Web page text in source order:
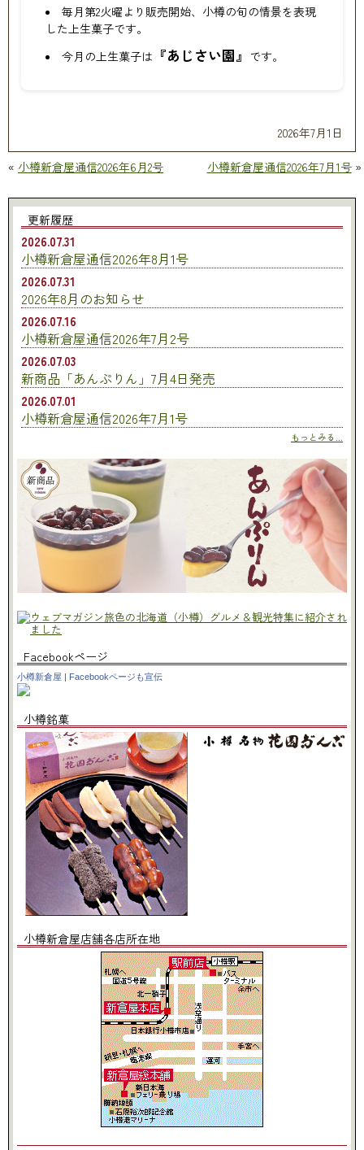
毎月第2火曜より販売開始、小樽の旬の情景を表現
した上生菓子です。
今月の上生菓子は 『あじさい園』 です。
2026年7月1日
« 小樽新倉屋通信2026年6月2号 小樽新倉屋通信2026年7月1号»
更新履歴
2026.07.31
小樽新倉屋通信2026年8月1号
2026.07.31
2026年8月のお知らせ
2026.07.16
小樽新倉屋通信2026年7月2号
2026.07.03
新商品「あんぷりん」7月4日発売
2026.07.01
小樽新倉屋通信2026年7月1号
もっとみる...
Facebookページ
小樽新倉屋 | Facebookページも宣伝
小樽銘菓
小樽新倉屋店舗各店所在地